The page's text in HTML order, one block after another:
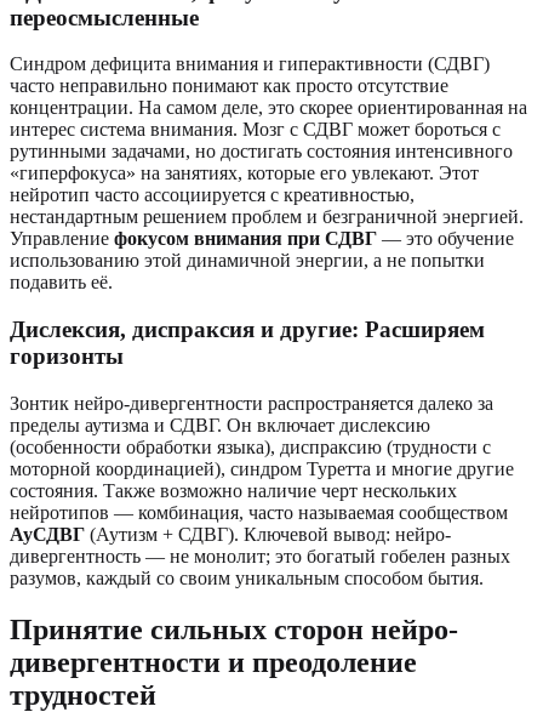
переосмысленные
Синдром дефицита внимания и гиперактивности (СДВГ)
часто неправильно понимают как просто отсутствие
концентрации. На самом деле, это скорее ориентированная на
интерес система внимания. Мозг с СДВГ может бороться с
рутинными задачами, но достигать состояния интенсивного
«гиперфокуса» на занятиях, которые его увлекают. Этот
нейротип часто ассоциируется с креативностью,
нестандартным решением проблем и безграничной энергией.
Управление фокусом внимания при СДВГ — это обучение
использованию этой динамичной энергии, а не попытки
подавить её.
Дислексия, диспраксия и другие: Расширяем
горизонты
Зонтик нейро-дивергентности распространяется далеко за
пределы аутизма и СДВГ. Он включает дислексию
(особенности обработки языка), диспраксию (трудности с
моторной координацией), синдром Туретта и многие другие
состояния. Также возможно наличие черт нескольких
нейротипов — комбинация, часто называемая сообществом
АуСДВГ (Аутизм + СДВГ). Ключевой вывод: нейро-
дивергентность — не монолит; это богатый гобелен разных
разумов, каждый со своим уникальным способом бытия.
Принятие сильных сторон нейро-
дивергентности и преодоление
трудностей